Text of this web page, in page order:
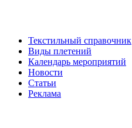
Текстильный справочник
Виды плетений
Календарь мероприятий
Новости
Статьи
Реклама